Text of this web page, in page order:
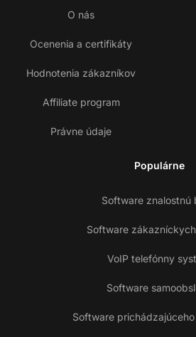
O nás
Ocenenia a certifikáty
Hodnotenia zákazníkov
Affiliate program
Právne údaje
Populárne
Software znalostnú
Software
VoIP telefónny
Software
Software